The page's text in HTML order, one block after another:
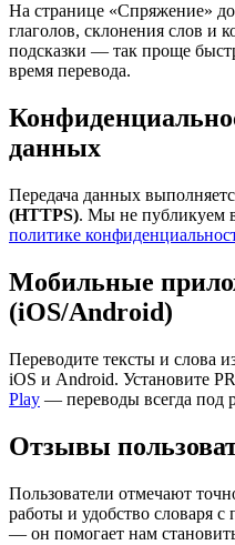
На странице «Спряжение»
глаголов, склонения слов и
подсказки — так проще
время перевода.
данных
Передача данных
(HTTPS). Мы не публикуем
политике
Мобильные
(iOS/Android)
Переводите тексты и слова
iOS и Android. Установите
Play — переводы всегда под
Отзывы
Пользователи отмечают
работы и удобство словаря с
— он помогает нам